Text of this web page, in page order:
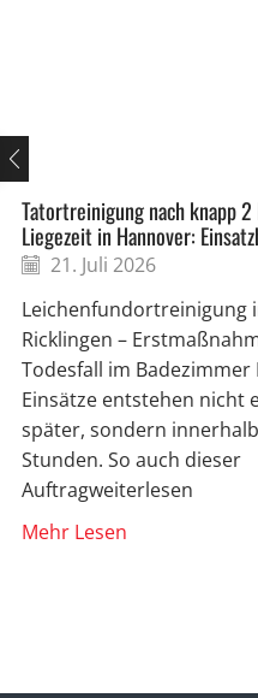
Tatortreinigung nach knapp 2
Liegezeit in Hannover:
21. Juli 2026
Leichenfundortreinigung
Ricklingen –
Todesfall im Badezimmer
Einsätze entstehen nicht
später, sondern
Stunden. So auch dieser
Auftragweiterlesen
Mehr Lesen